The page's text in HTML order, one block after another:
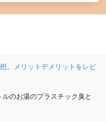
。メリットデメリットをレビ
のお湯のプラスチック臭と